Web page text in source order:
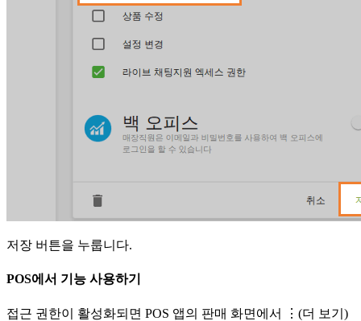
저장 버튼을 누룹니다.
POS에서 기능 사용하기
접근 권한이 활성화되면 POS 앱의 판매 화면에서 ⋮(더 보기)